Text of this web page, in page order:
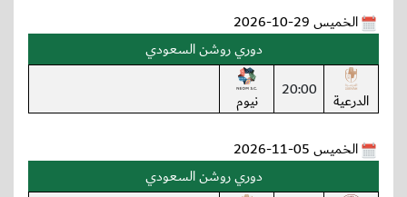
الخميس 29-10-2026
دوري روشن السعودي
الدرعية 20:00 نيوم
الخميس 05-11-2026
دوري روشن السعودي